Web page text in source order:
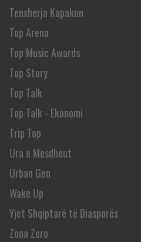
Tenxherja Kapakun
Top Arena
Top Music Awards
Top Story
Top Talk
Top Talk - Ekonomi
Trip Top
Ura e Mesdheut
Urban Gen
Wake Up
Yjet Shqiptarë të Diasporës
Zona Zero